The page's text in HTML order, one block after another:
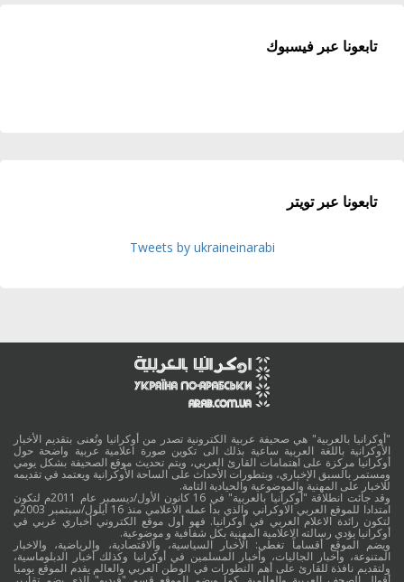
تابعونا عبر فيسبوك
تابعونا عبر تويتر
Tweets by ukraineinarabi
"أوكرانيا بالعربية" هي صحيفة عربية الكترونية تصدر من أوكرانيا وتُعنى بتقديم الأخبار
الأوكرانية باللغة العربية ساعية بذلك الى تكوين صورة اعلامية عربية واضحة حول
أوكرانيا مركزة على اهتمامات القارئ العربي، ويتم تحديث موقع الصحيفة بشكل يومي
ومستمر بالسبق الإخباري، وبتطورات الأحداث على الساحة الأوكرانية ويعتمد في تقديمه
للاخبار على المهنية والموضوعية والحيادية التامة.
وقد جائت انطلاقة "أوكرانيا بالعربية" في 16 كانون الأول/ديسمبر عام 2011م لتكون
امتدادا للموقع العربي الاوكراني والذي بدأ عمله الاعلامي منذ 16 أيلول/سبتمبر 2003م
لتكون رائدة الاعلام العربي في أوكرانيا. فهو أول موقع الكتروني أخباري عربي في
أوكرانيا يؤدي رسالته الاعلامية المهنية بكل شفافية و موضوعية.
ويضم الموقع أقساماً تغطي: الأخبار السياسية، والاقتصادية، والرياضية، والاخبار
المتنوعة، وأخبار الجاليات، وأخبار المسلمين في أوكرانيا وكذلك أخبار الدبلوماسية،
ولتقديم نافذة للقارئ على أهم التطورات في الوطن العربي والعالم يقدم الموقع يوميا